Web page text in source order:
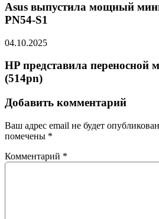
Asus выпустила мощный
PN54-S1
04.10.2025
HP представила переносной
(514pn)
Добавить комментарий
Ваш адрес email не будет
помечены *
Комментарий *